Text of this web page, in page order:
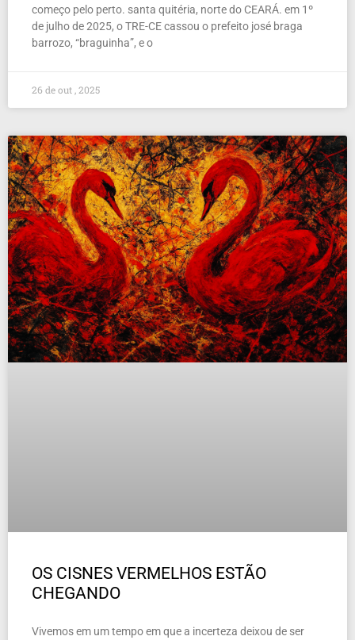
começo pelo perto. santa quitéria, norte do CEARÁ. em 1º
de julho de 2025, o TRE-CE cassou o prefeito josé braga
barrozo, “braguinha”, e o
26 de out , 2025
OS CISNES VERMELHOS ESTÃO
CHEGANDO
Vivemos em um tempo em que a incerteza deixou de ser